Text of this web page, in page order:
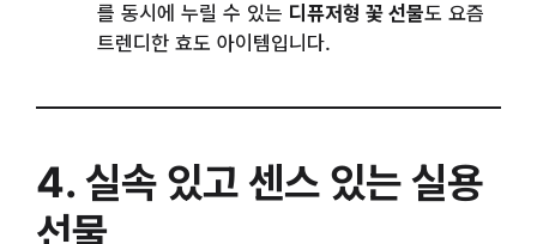
를 동시에 누릴 수 있는 디퓨저형 꽃 선물도 요즘
트렌디한 효도 아이템입니다.
4. 실속 있고 센스 있는 실용
선물